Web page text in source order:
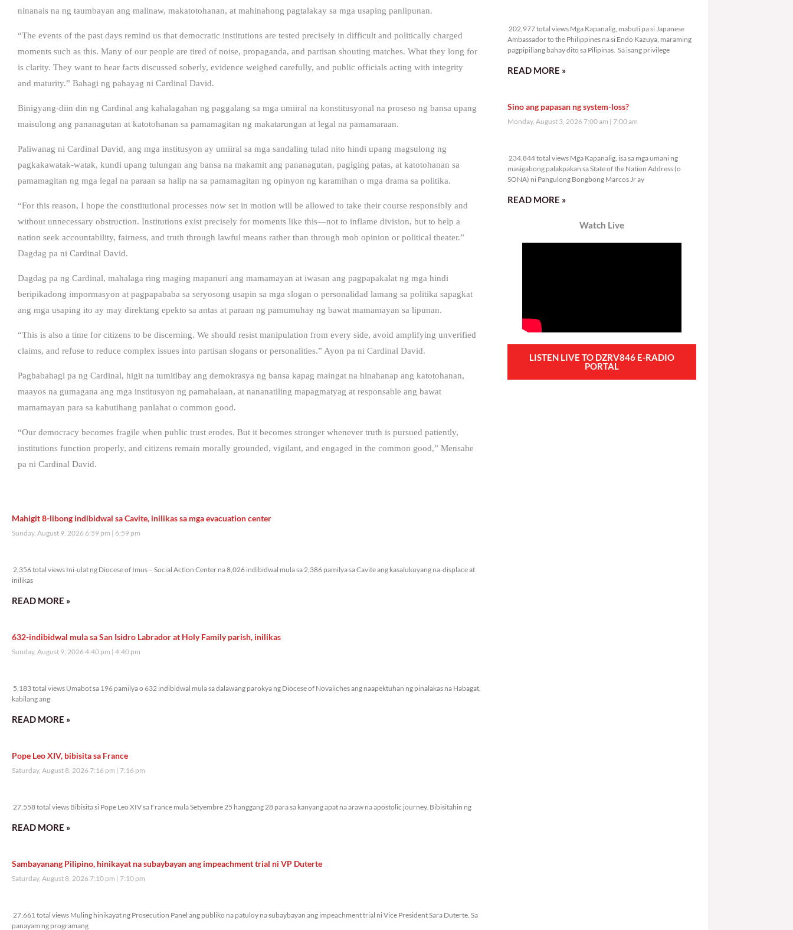
ninanais na ng taumbayan ang malinaw, makatotohanan, at mahinahong pagtalakay sa mga usaping panlipunan.
“The events of the past days remind us that democratic institutions are tested precisely in difficult and politically charged
moments such as this. Many of our people are tired of noise, propaganda, and partisan shouting matches. What they long for
is clarity. They want to hear facts discussed soberly, evidence weighed carefully, and public officials acting with integrity
and maturity.” Bahagi ng pahayag ni Cardinal David.
Binigyang-diin din ng Cardinal ang kahalagahan ng paggalang sa mga umiiral na konstitusyonal na proseso ng bansa upang
maisulong ang pananagutan at katotohanan sa pamamagitan ng makatarungan at legal na pamamaraan.
Paliwanag ni Cardinal David, ang mga institusyon ay umiiral sa mga sandaling tulad nito hindi upang magsulong ng
pagkakawatak-watak, kundi upang tulungan ang bansa na makamit ang pananagutan, pagiging patas, at katotohanan sa
pamamagitan ng mga legal na paraan sa halip na sa pamamagitan ng opinyon ng karamihan o mga drama sa politika.
“For this reason, I hope the constitutional processes now set in motion will be allowed to take their course responsibly and
without unnecessary obstruction. Institutions exist precisely for moments like this—not to inflame division, but to help a
nation seek accountability, fairness, and truth through lawful means rather than through mob opinion or political theater.”
Dagdag pa ni Cardinal David.
Dagdag pa ng Cardinal, mahalaga ring maging mapanuri ang mamamayan at iwasan ang pagpapakalat ng mga hindi
beripikadong impormasyon at pagpapababa sa seryosong usapin sa mga slogan o personalidad lamang sa politika sapagkat
ang mga usaping ito ay may direktang epekto sa antas at paraan ng pamumuhay ng bawat mamamayan sa lipunan.
“This is also a time for citizens to be discerning. We should resist manipulation from every side, avoid amplifying unverified
claims, and refuse to reduce complex issues into partisan slogans or personalities.” Ayon pa ni Cardinal David.
Pagbabahagi pa ng Cardinal, higit na tumitibay ang demokrasya ng bansa kapag maingat na hinahanap ang katotohanan,
maayos na gumagana ang mga institusyon ng pamahalaan, at nananatiling mapagmatyag at responsable ang bawat
mamamayan para sa kabutihang panlahat o common good.
“Our democracy becomes fragile when public trust erodes. But it becomes stronger whenever truth is pursued patiently,
institutions function properly, and citizens remain morally grounded, vigilant, and engaged in the common good,” Mensahe
pa ni Cardinal David.
Mahigit 8-libong indibidwal sa Cavite, inilikas sa mga evacuation center
Sunday, August 9, 2026 6:59 pm 6:59 pm
2,356 total views Ini-ulat ng Diocese of Imus – Social Action Center na 8,026 indibidwal mula sa 2,386 pamilya sa Cavite ang kasalukuyang na-displace at
inilikas
READ MORE »
632-indibidwal mula sa San Isidro Labrador at Holy Family parish, inilikas
Sunday, August 9, 2026 4:40 pm 4:40 pm
5,183 total views Umabot sa 196 pamilya o 632 indibidwal mula sa dalawang parokya ng Diocese of Novaliches ang naapektuhan ng pinalakas na Habagat,
kabilang ang
READ MORE »
Pope Leo XIV, bibisita sa France
Saturday, August 8, 2026 7:16 pm 7:16 pm
27,558 total views Bibisita si Pope Leo XIV sa France mula Setyembre 25 hanggang 28 para sa kanyang apat na araw na apostolic journey. Bibisitahin ng
READ MORE »
Sambayanang Pilipino, hinikayat na subaybayan ang impeachment trial ni VP Duterte
Saturday, August 8, 2026 7:10 pm 7:10 pm
27,661 total views Muling hinikayat ng Prosecution Panel ang publiko na patuloy na subaybayan ang impeachment trial ni Vice President Sara Duterte. Sa
panayam ng programang
202,977 total views Mga Kapanalig, mabuti pa si Japanese
Ambassador to the Philippines na si Endo Kazuya, maraming
pagpipiliang bahay dito sa Pilipinas. Sa isang privilege
READ MORE »
Sino ang papasan ng system-loss?
Monday, August 3, 2026 7:00 am 7:00 am
234,844 total views Mga Kapanalig, isa sa mga umani ng
masigabong palakpakan sa State of the Nation Address (o
SONA) ni Pangulong Bongbong Marcos Jr ay
READ MORE »
Watch Live
LISTEN LIVE TO DZRV846 E-RADIO
PORTAL